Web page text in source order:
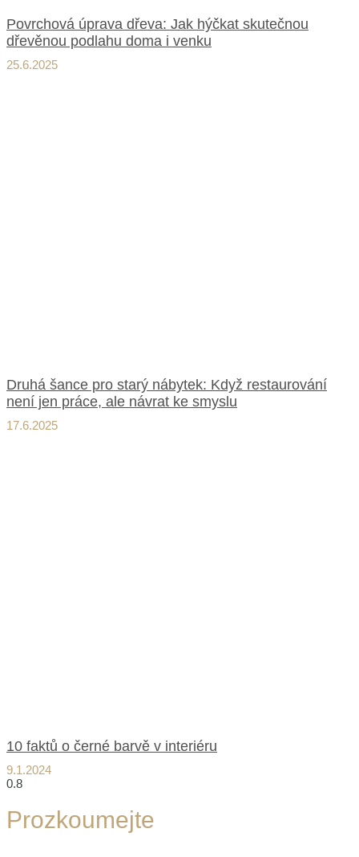
Povrchová úprava dřeva: Jak hýčkat skutečnou
dřevěnou podlahu doma i venku
25.6.2025
Druhá šance pro starý nábytek: Když restaurování
není jen práce, ale návrat ke smyslu
17.6.2025
10 faktů o černé barvě v interiéru
9.1.2024
Prozkoumejte